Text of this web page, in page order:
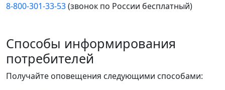
8-800-301-33-53(звонок по России бесплатный)
Способы информирования
потребителей
Получайте оповещения следующими способами: